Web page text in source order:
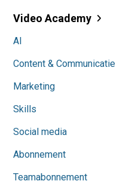
Video Academy
AI
Content & Communicatie
Marketing
Skills
Social media
Abonnement
Teamabonnement